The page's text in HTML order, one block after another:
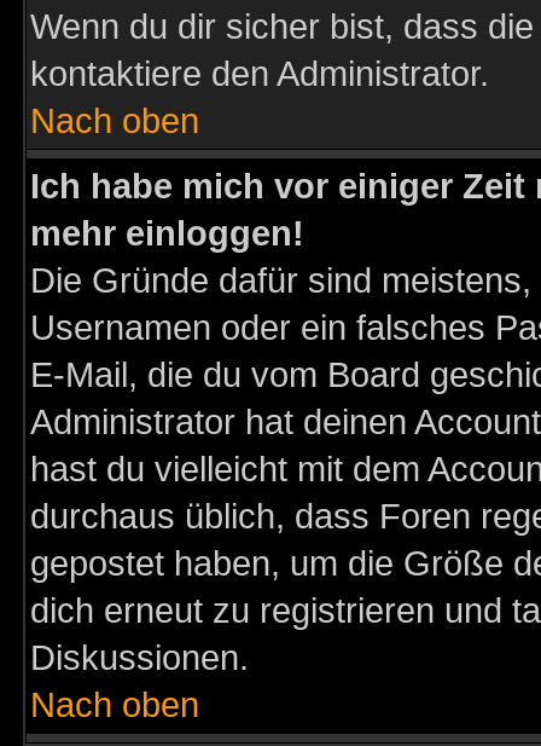
Wenn du dir sicher bist, dass
kontaktiere den Administrator.
Nach oben
Ich habe mich vor einiger
mehr einloggen!
Die Gründe dafür sind
Usernamen oder ein falsches
E-Mail, die du vom Board
Administrator hat deinen
hast du vielleicht mit dem
durchaus üblich, dass Foren
gepostet haben, um die Größe
dich erneut zu registrieren und
Diskussionen.
Nach oben